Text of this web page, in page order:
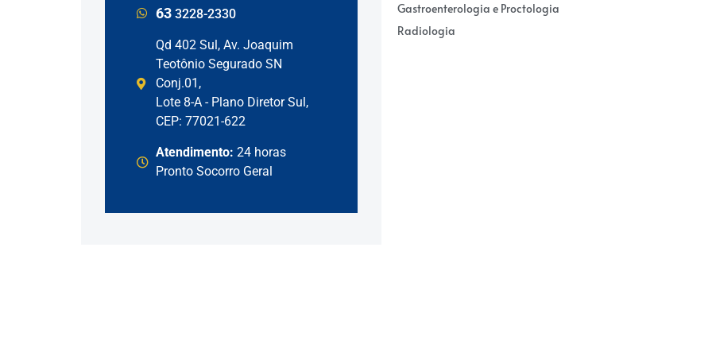
633228-2330
Qd 402 Sul, Av. Joaquim
Teotônio Segurado SN
Conj.01,
Lote 8-A - Plano Diretor Sul,
CEP: 77021-622
Atendimento: 24 horas
Pronto Socorro Geral
Gastroenterologia e Proctologia
Radiologia